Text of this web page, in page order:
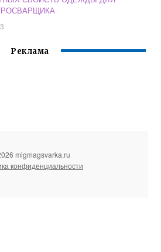
Реклама
migmagsvarka.ru
конфиденциальности